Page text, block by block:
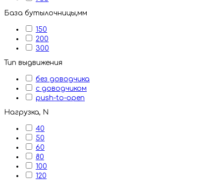
База бутылочницы,мм
150
200
300
Тип выдвижения
без доводчика
с доводчиком
push-to-open
Нагрузка, N
40
50
60
80
100
120